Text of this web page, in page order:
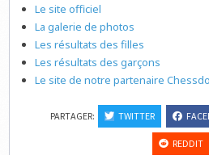
Le site officiel
La galerie de photos
Les résultats des filles
Les résultats des garçons
Le site de notre partenaire
PARTAGER: TWITTER
REDDIT